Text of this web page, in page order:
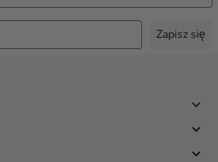
Zapisz się


